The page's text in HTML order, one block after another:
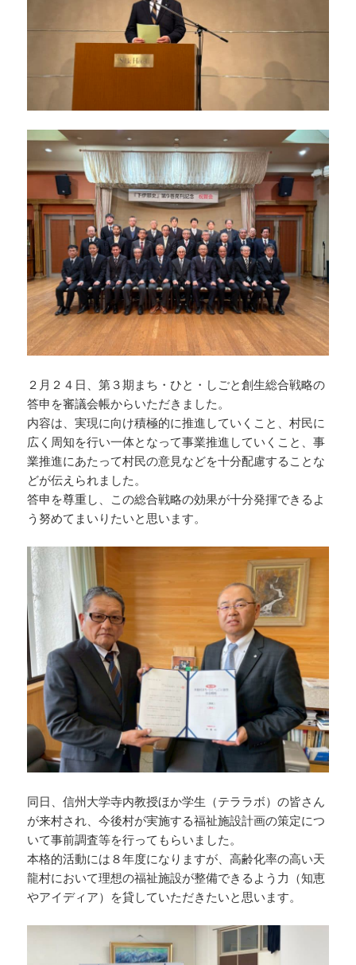
２月２４日、第３期まち・ひと・しごと創生総合戦略の
答申を審議会帳からいただきました。
内容は、実現に向け積極的に推進していくこと、村民に
広く周知を行い一体となって事業推進していくこと、事
業推進にあたって村民の意見などを十分配慮することな
どが伝えられました。
答申を尊重し、この総合戦略の効果が十分発揮できるよ
う努めてまいりたいと思います。
同日、信州大学寺内教授ほか学生（テララボ）の皆さん
が来村され、今後村が実施する福祉施設計画の策定につ
いて事前調査等を行ってもらいました。
本格的活動には８年度になりますが、高齢化率の高い天
龍村において理想の福祉施設が整備できるよう力（知恵
やアイディア）を貸していただきたいと思います。